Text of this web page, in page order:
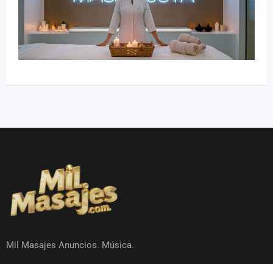
Mil Masajes Anuncios. Música.